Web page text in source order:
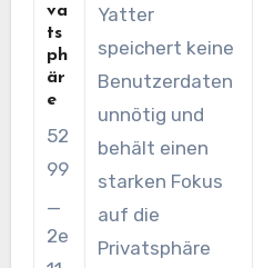
va
ts
ph
är
e
52
99
2e
Yatter
speichert keine
Benutzerdaten
unnötig und
behält einen
starken Fokus
auf die
Privatsphäre